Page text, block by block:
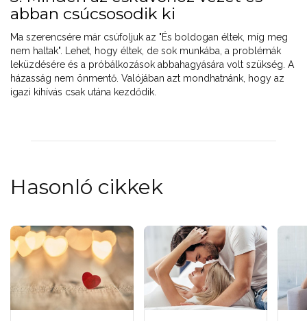
abban csúcsosodik ki
Ma szerencsére már csúfoljuk az "És boldogan éltek, míg meg
nem haltak". Lehet, hogy éltek, de sok munkába, a problémák
leküzdésére és a próbálkozások abbahagyására volt szükség. A
házasság nem önmentő. Valójában azt mondhatnánk, hogy az
igazi kihívás csak utána kezdődik.
Hasonló cikkek